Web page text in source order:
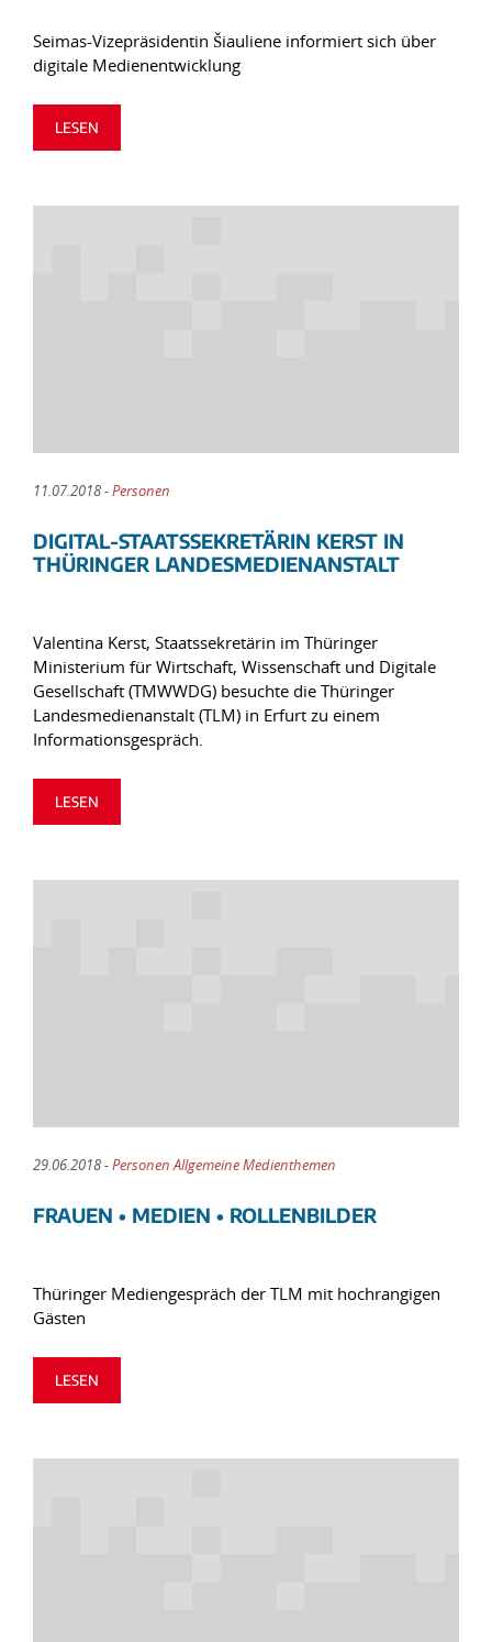
Seimas-Vizepräsidentin Šiauliene informiert sich über
digitale Medienentwicklung
LESEN
11.07.2018 -Personen
DIGITAL-STAATSSEKRETÄRIN KERST IN
THÜRINGER LANDESMEDIENANSTALT
Valentina Kerst, Staatssekretärin im Thüringer
Ministerium für Wirtschaft, Wissenschaft und Digitale
Gesellschaft (TMWWDG) besuchte die Thüringer
Landesmedienanstalt (TLM) in Erfurt zu einem
Informationsgespräch.
LESEN
29.06.2018 -Personen Allgemeine Medienthemen
FRAUEN • MEDIEN • ROLLENBILDER
Thüringer Mediengespräch der TLM mit hochrangigen
Gästen
LESEN